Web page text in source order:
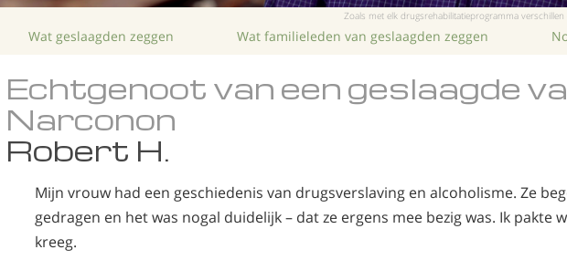
Zoals met elk drugsrehabilitatieprogramma
Wat geslaagden zeggen Wat familieleden van geslaagden zeggen
Echtgenoot van een geslaagde
Narconon
Robert H.
Mijn vrouw had een geschiedenis van drugsverslaving en alcoholisme. Ze
gedragen en het was nogal duidelijk – dat ze ergens mee bezig was. Ik pakte
kreeg.